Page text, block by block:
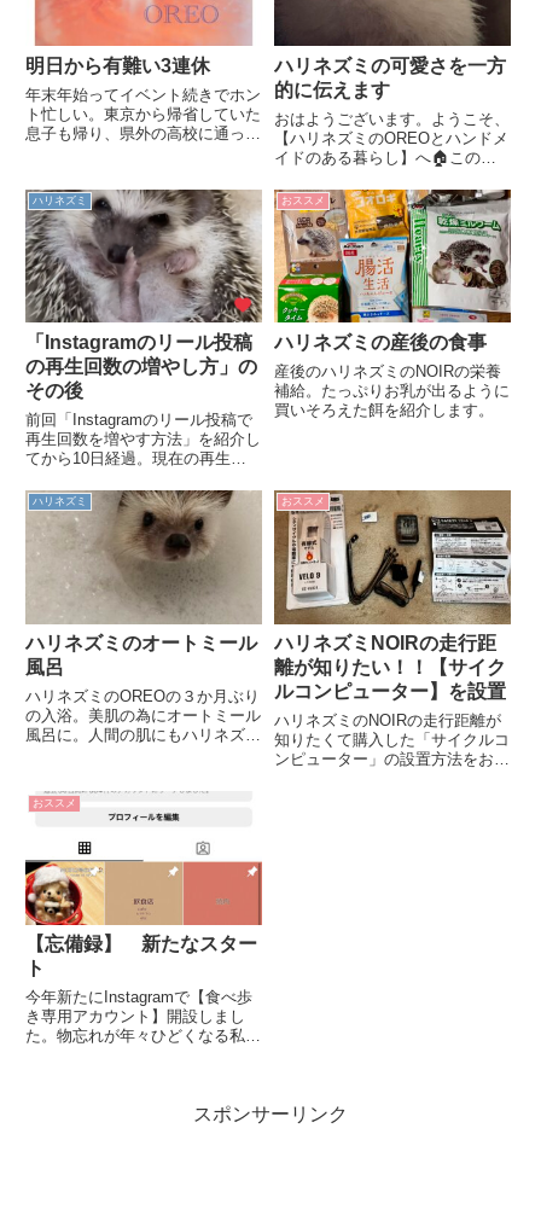
明日から有難い3連休
年末年始ってイベント続きでホン
ト忙しい。東京から帰省していた
息子も帰り、県外の高校に通って
で三連休。正月休みで以外と疲れ
切った体だったから、この3連休
はホントに有り難い。そう思っ
て...
ハリネズミの可愛さを一方
的に伝えます
おはようございます。ようこそ、
【ハリネズミのOREOとハンドメ
イドのある暮らし】へ🏠このブ
全く懐かないハリネズミのOREO
と、私の好奇心と本能のままに突
き進むハンドメイドのある暮らし
をお話ししています。とは言え...
ハリネズミ
「Instagramのリール投稿
の再生回数の増やし方」の
その後
前回「Instagramのリール投稿で
再生回数を増やす方法」を紹介し
てから10日経過。現在の再生回
おススメ
ハリネズミの産後の食事
産後のハリネズミのNOIRの栄養
補給。たっぷりお乳が出るように
買いそろえた餌を紹介します。
ハリネズミ
ハリネズミのオートミール
風呂
ハリネズミのOREOの３か月ぶり
の入浴。美肌の為にオートミール
風呂に。人間の肌にもハリネズミ
おススメ
ハリネズミNOIRの走行距
離が知りたい！！【サイク
ルコンピューター】を設置
ハリネズミのNOIRの走行距離が
知りたくて購入した「サイクルコ
ンピューター」の設置方法をお教
おススメ
【忘備録】 新たなスター
ト
今年新たにInstagramで【食べ歩
き専用アカウント】開設しまし
た。物忘れが年々ひどくなる私。
スポンサーリンク